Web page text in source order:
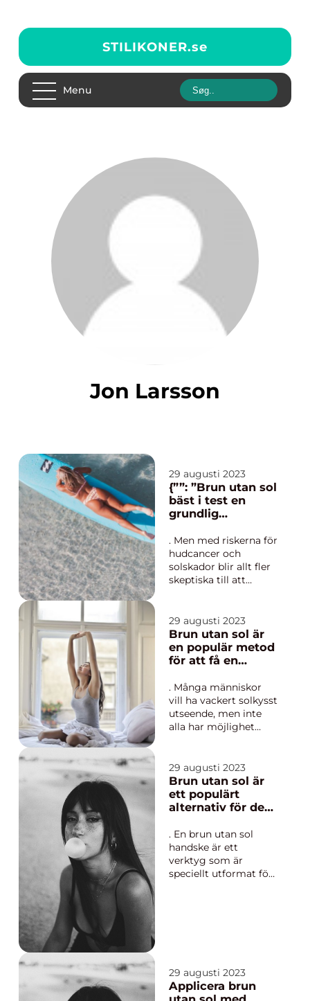
STILIKONER.se
Menu
Jon Larsson
29 augusti 2023
{””: ”Brun utan sol
bäst i test en
grundlig
marknadens
bästa alternativ”,
”intro”: ”Att få en
naturlig och
människors dröm
. Men med riskerna för
hudcancer och
solskador blir allt fler
skeptiska till att
Som svar på detta har
marknaden för brun
utan sol-produkter
vuxit lavinartat de
artikel kommer vi att
ge dig e...
29 augusti 2023
Brun utan sol är
en populär metod
för att få en
utan att utsätta
sig för solens
skadliga strålar
. Många människor
vill ha vackert solkysst
utseende, men inte
alla har möjlighet
perioder. Det är här
brun utan sol
kommer in i bilden. I
denna artikel kommer
översikt över brun
utan s...
29 augusti 2023
Brun utan sol är
ett populärt
alternativ för de
solkysst look utan
att behöva
utsätta sig för
farligt UV-ljus
. En brun utan sol
handske är ett
verktyg som är
speciellt utformat för
brun utan sol
handskar, diskutera
olika typer och u...
29 augusti 2023
Applicera brun